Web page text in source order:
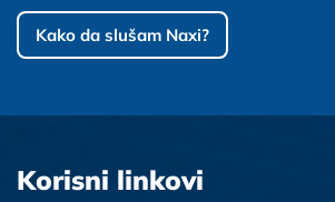
Kako da slušam Naxi?
Korisni linkovi